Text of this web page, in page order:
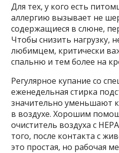
Для тех, у кого есть
аллергию вызывает не
содержащиеся в слюне,
Чтобы снизить нагрузку,
любимцем, критически
спальню и тем более на
Регулярное купание со
еженедельная стирка
значительно уменьшают
в воздухе. Хорошим
очиститель воздуха с
того, после контакта с
это простая, но рабочая